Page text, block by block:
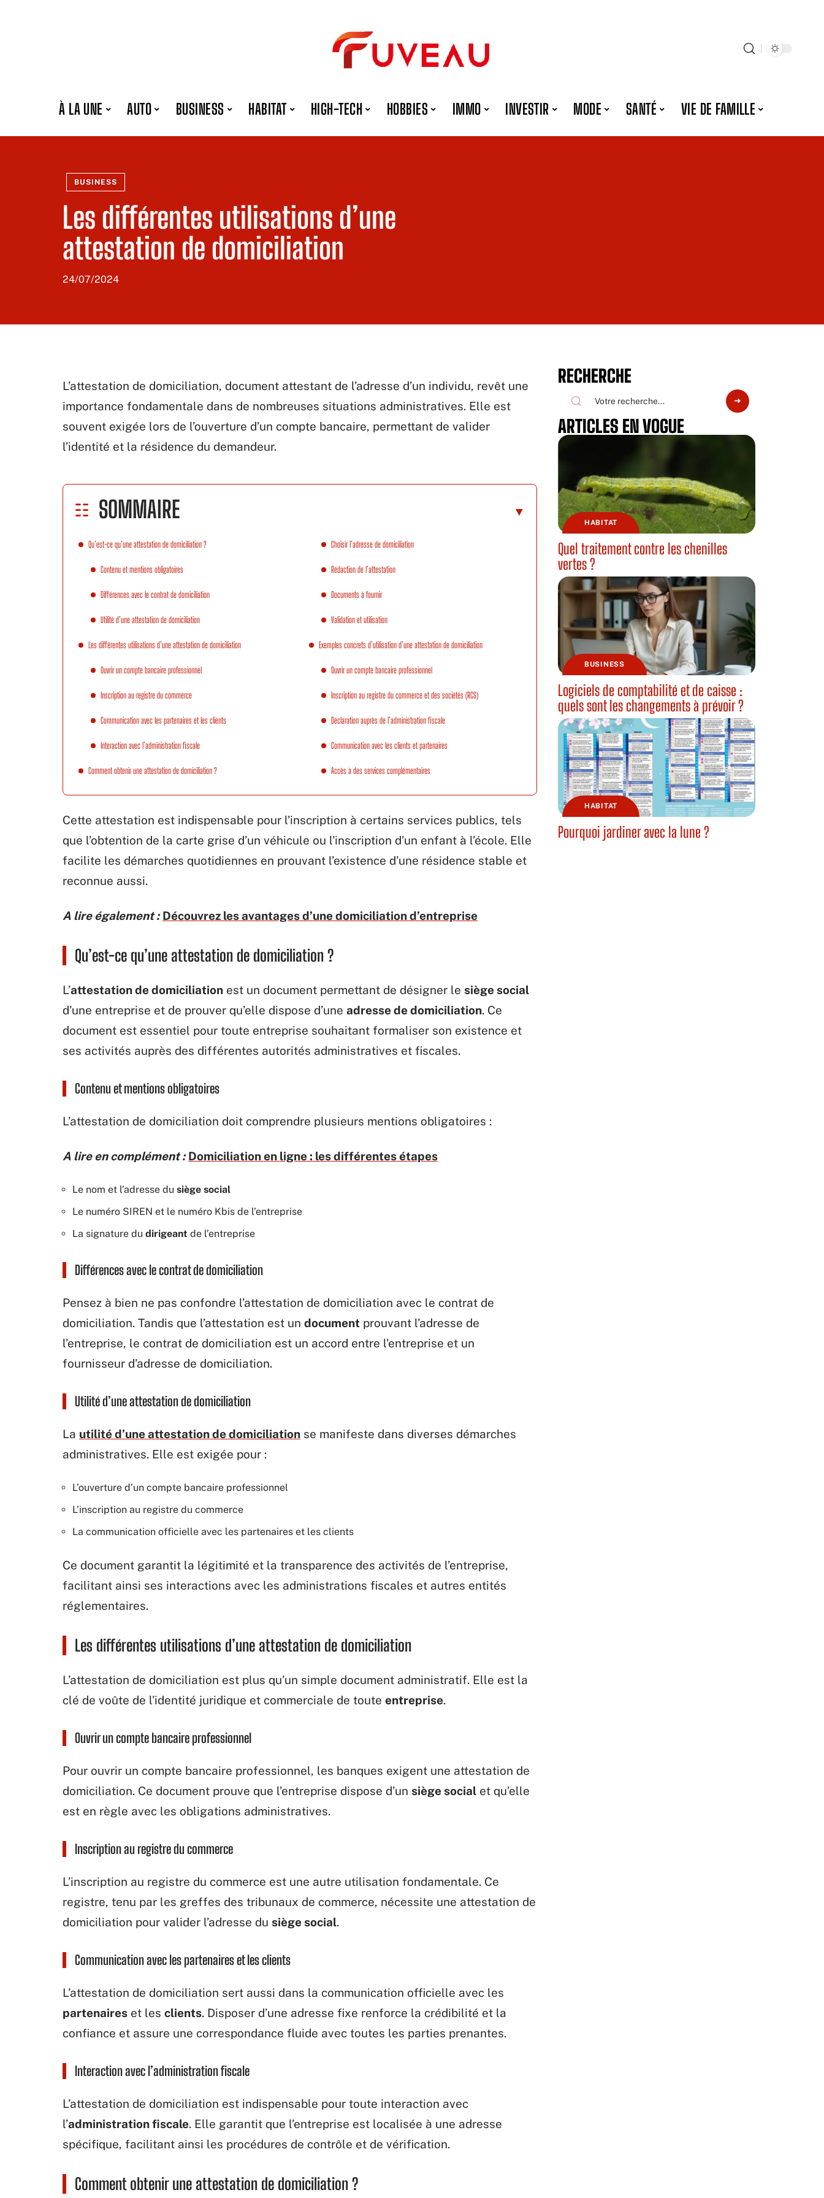
À LA UNE AUTO BUSINESS HABITAT HIGH-TECH HOBBIES IMMO INVESTIR MODE SANTÉ VIE DE FAMILLE
BUSINESS
Les différentes utilisations d’une
attestation de domiciliation
24/07/2024
L’attestation de domiciliation, document attestant de l’adresse d’un individu, revêt une
importance fondamentale dans de nombreuses situations administratives. Elle est
souvent exigée lors de l’ouverture d’un compte bancaire, permettant de valider
l’identité et la résidence du demandeur.
SOMMAIRE
Qu’est-ce qu’une attestation de domiciliation ?
Contenu et mentions obligatoires
Différences avec le contrat de domiciliation
Utilité d’une attestation de domiciliation
Les différentes utilisations d’une attestation de domiciliation
Ouvrir un compte bancaire professionnel
Inscription au registre du commerce
Communication avec les partenaires et les clients
Interaction avec l’administration fiscale
Comment obtenir une attestation de domiciliation ?
Choisir l’adresse de domiciliation
Rédaction de l’attestation
Documents à fournir
Validation et utilisation
Exemples concrets d’utilisation d’une attestation de domiciliation
Ouvrir un compte bancaire professionnel
Inscription au registre du commerce et des sociétés (RCS)
Déclaration auprès de l’administration fiscale
Communication avec les clients et partenaires
Accès à des services complémentaires
Cette attestation est indispensable pour l’inscription à certains services publics, tels
que l’obtention de la carte grise d’un véhicule ou l’inscription d’un enfant à l’école. Elle
facilite les démarches quotidiennes en prouvant l’existence d’une résidence stable et
reconnue aussi.
A lire également : Découvrez les avantages d’une domiciliation d’entreprise
Qu’est-ce qu’une attestation de domiciliation ?
L’attestation de domiciliation est un document permettant de désigner le siège social
d’une entreprise et de prouver qu’elle dispose d’une adresse de domiciliation. Ce
document est essentiel pour toute entreprise souhaitant formaliser son existence et
ses activités auprès des différentes autorités administratives et fiscales.
Contenu et mentions obligatoires
L’attestation de domiciliation doit comprendre plusieurs mentions obligatoires :
A lire en complément : Domiciliation en ligne : les différentes étapes
Le nom et l’adresse du siège social
Le numéro SIREN et le numéro Kbis de l’entreprise
La signature du dirigeant de l’entreprise
Différences avec le contrat de domiciliation
Pensez à bien ne pas confondre l’attestation de domiciliation avec le contrat de
domiciliation. Tandis que l’attestation est un document prouvant l’adresse de
l’entreprise, le contrat de domiciliation est un accord entre l’entreprise et un
fournisseur d’adresse de domiciliation.
Utilité d’une attestation de domiciliation
La utilité d’une attestation de domiciliation se manifeste dans diverses démarches
administratives. Elle est exigée pour :
L’ouverture d’un compte bancaire professionnel
L’inscription au registre du commerce
La communication officielle avec les partenaires et les clients
Ce document garantit la légitimité et la transparence des activités de l’entreprise,
facilitant ainsi ses interactions avec les administrations fiscales et autres entités
réglementaires.
Les différentes utilisations d’une attestation de domiciliation
L’attestation de domiciliation est plus qu’un simple document administratif. Elle est la
clé de voûte de l’identité juridique et commerciale de toute entreprise.
Ouvrir un compte bancaire professionnel
Pour ouvrir un compte bancaire professionnel, les banques exigent une attestation de
domiciliation. Ce document prouve que l’entreprise dispose d’un siège social et qu’elle
est en règle avec les obligations administratives.
Inscription au registre du commerce
L’inscription au registre du commerce est une autre utilisation fondamentale. Ce
registre, tenu par les greffes des tribunaux de commerce, nécessite une attestation de
domiciliation pour valider l’adresse du siège social.
Communication avec les partenaires et les clients
L’attestation de domiciliation sert aussi dans la communication officielle avec les
partenaires et les clients. Disposer d’une adresse fixe renforce la crédibilité et la
confiance et assure une correspondance fluide avec toutes les parties prenantes.
Interaction avec l’administration fiscale
L’attestation de domiciliation est indispensable pour toute interaction avec
l’administration fiscale. Elle garantit que l’entreprise est localisée à une adresse
spécifique, facilitant ainsi les procédures de contrôle et de vérification.
Comment obtenir une attestation de domiciliation ?
RECHERCHE
ARTICLES EN VOGUE
HABITAT
Quel traitement contre les chenilles
vertes ?
BUSINESS
Logiciels de comptabilité et de caisse :
quels sont les changements à prévoir ?
HABITAT
Pourquoi jardiner avec la lune ?